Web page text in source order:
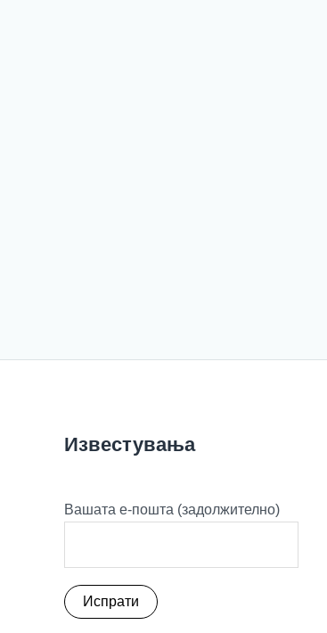
Известувања
Вашата е-пошта (задолжително)